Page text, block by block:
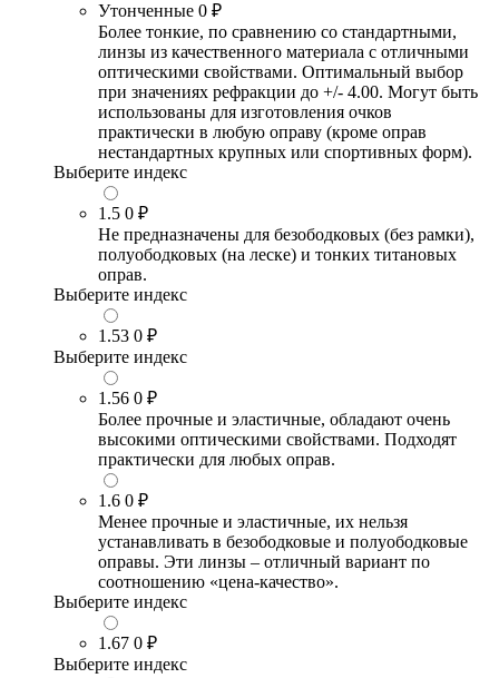
Утонченные 0 ₽
Более тонкие, по сравнению со стандартными,
линзы из качественного материала с отличными
оптическими свойствами. Оптимальный выбор
при значениях рефракции до +/- 4.00. Могут быть
использованы для изготовления очков
практически в любую оправу (кроме оправ
нестандартных крупных или спортивных форм).
Выберите индекс
1.5 0 ₽
Не предназначены для безободковых (без рамки),
полуободковых (на леске) и тонких титановых
оправ.
Выберите индекс
1.53 0 ₽
Выберите индекс
1.56 0 ₽
Более прочные и эластичные, обладают очень
высокими оптическими свойствами. Подходят
практически для любых оправ.
1.6 0 ₽
Менее прочные и эластичные, их нельзя
устанавливать в безободковые и полуободковые
оправы. Эти линзы – отличный вариант по
соотношению «цена-качество».
Выберите индекс
1.67 0 ₽
Выберите индекс